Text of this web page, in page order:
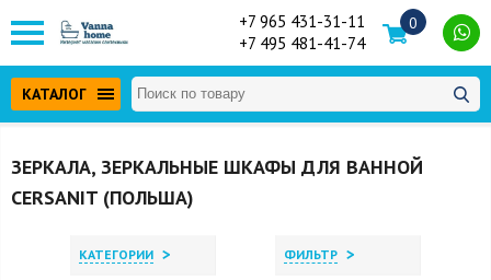
+7 965 431-31-11
+7 495 481-41-74
0
КАТАЛОГ
ЗЕРКАЛА, ЗЕРКАЛЬНЫЕ ШКАФЫ ДЛЯ ВАННОЙ
CERSANIT (ПОЛЬША)
КАТЕГОРИИ > ФИЛЬТР >